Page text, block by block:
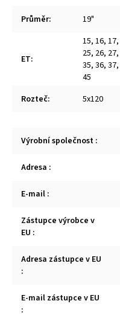
Průměr: 19"
ET:
15, 16, 17,
25, 26, 27,
35, 36, 37,
45
Rozteč: 5x120
Výrobní společnost :
Adresa :
E-mail :
Zástupce výrobce v
EU :
Adresa zástupce v EU
:
E-mail zástupce v EU
: